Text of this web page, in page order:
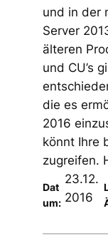
und in der
Server
älteren
und CU’s
die es
2016
könnt Ihre
zugreifen.
Dat
um:
23.12.
2016